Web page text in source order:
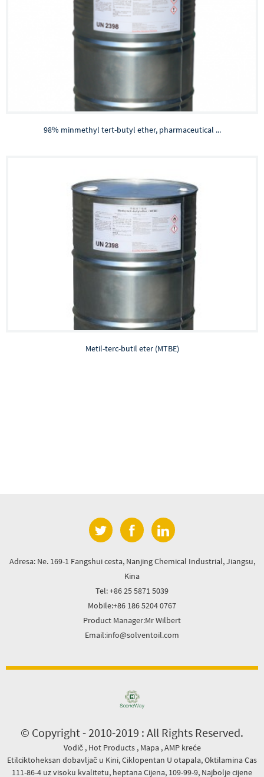
98% minmethyl tert-butyl ether, pharmaceutical ...
Metil-terc-butil eter (MTBE)
Adresa: Ne. 169-1 Fangshui cesta, Nanjing Chemical Industrial, Jiangsu,
Kina
Tel: +86 25 5871 5039
Mobile:+86 186 5204 0767
Product Manager:Mr Wilbert
Email:info@solventoil.com
© Copyright - 2010-2019 : All Rights Reserved.
Vodič , Hot Products , Mapa ,AMP kreće
Etilciktoheksan dobavljač u Kini,Ciklopentan U otapala,Oktilamina Cas
111-86-4 uz visoku kvalitetu, heptana Cijena, 109-99-9, Najbolje cijene